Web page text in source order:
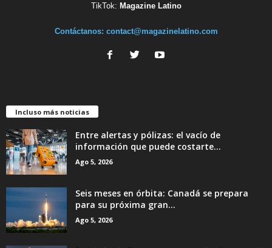
TikTok: Magazine Latino
Contáctanos: contact@magazinelatino.com
Incluso más noticias
Entre alertas y pólizas: el vacío de
información que puede costarte...
Ago 5, 2026
Seis meses en órbita: Canadá se prepara
para su próxima gran...
Ago 5, 2026